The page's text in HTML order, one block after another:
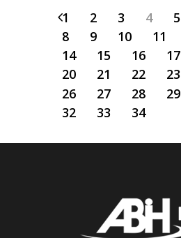
1 2 3 4 5
8
9 10 11
14
15 16 17
20
21 22 23
26
27 28 29
32
33 34